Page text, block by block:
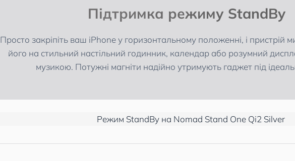
Підтримка режиму StandBy
Просто закріпіть ваш iPhone у горизонтальному положенні, і пристрій
його на стильний настільний годинник, календар або розумний
музикою. Потужні магніти надійно утримують гаджет під